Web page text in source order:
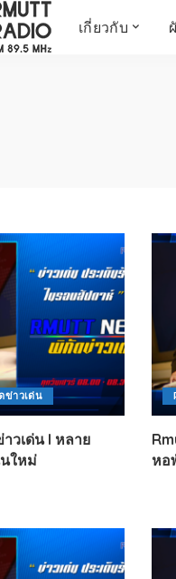
เกี่ยวกับ
RESEARCH
TechTrend
ช่างช่วย
META พลิกโลก
Power of Art
ฟาร์มสร้างสุข
สุขทุกวัยด้วย
ไทยสร้างสรร
Check4Drive
THE FUTURIST
MY COMPUTER
ข่าวเด่น
วเด่น l หลาย
ใหม่
หอ